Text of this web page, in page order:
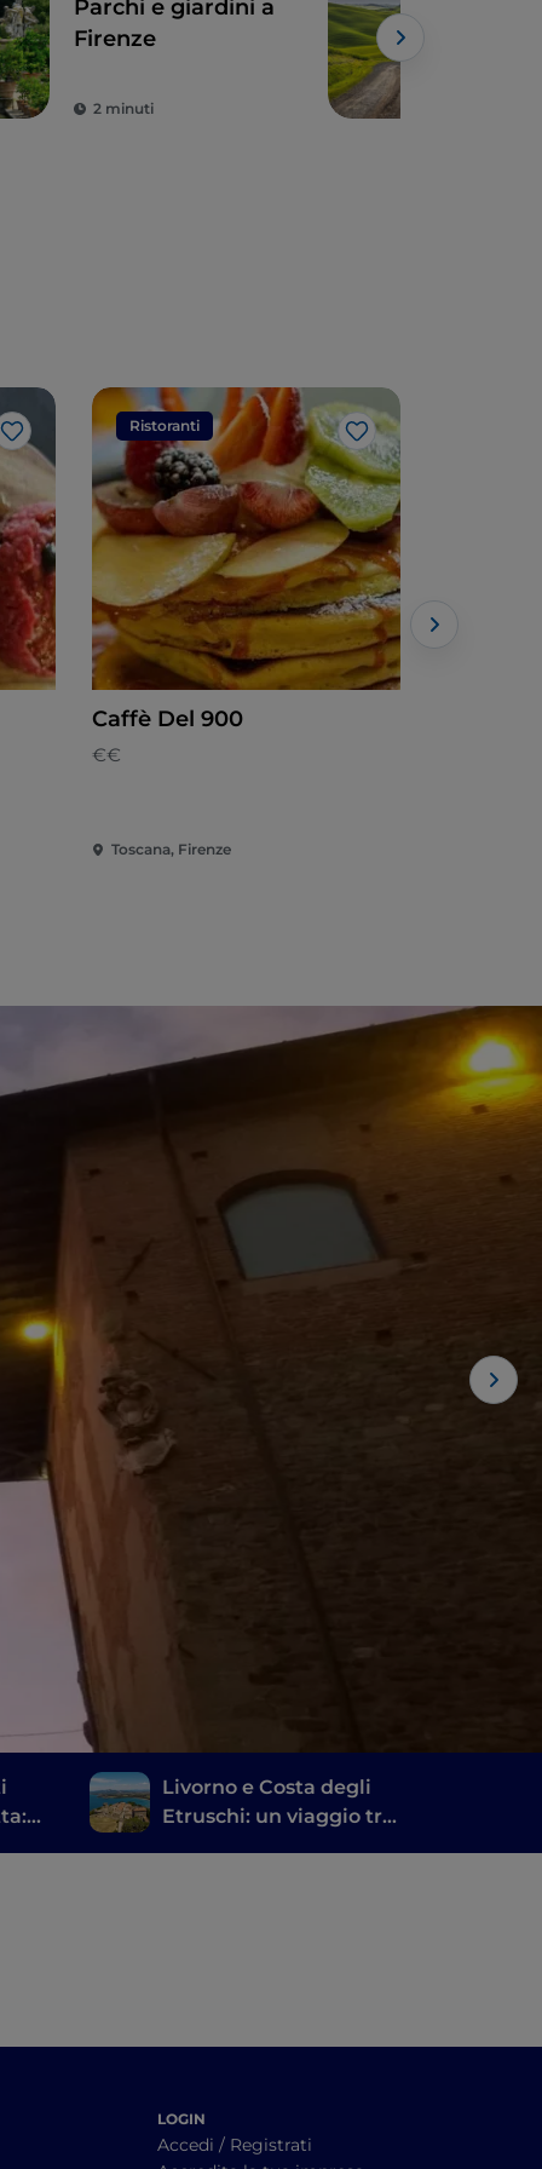
Parchi e giardini a
Firenze
2 minuti
Like
Ristoranti
Like
Caffè Del 900
€€
Toscana, Firenze
Livorno e Costa degli
Etruschi: un viaggio tra
LOGIN
Accedi / Registrati